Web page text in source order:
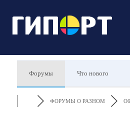
Форумы Что нового
ФОРУМЫ О РАЗНОМ